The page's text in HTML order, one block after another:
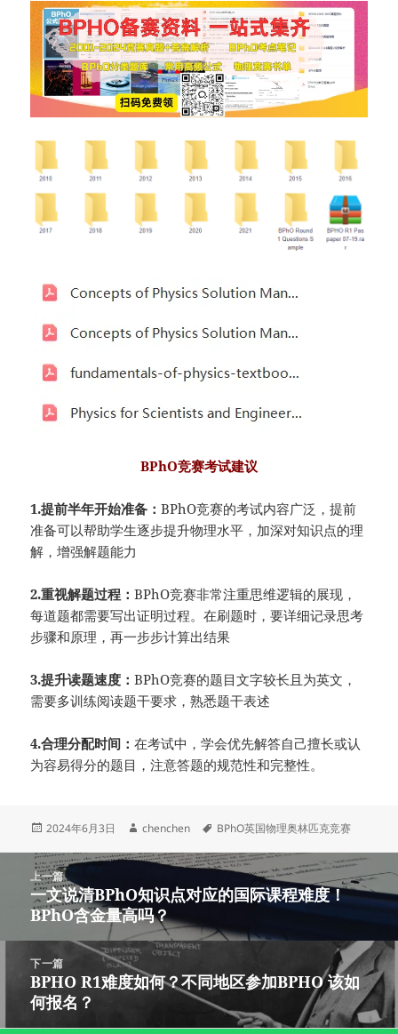
BPhO竞赛考试建议
1.提前半年开始准备：BPhO竞赛的考试内容广泛，提前
准备可以帮助学生逐步提升物理水平，加深对知识点的理
解，增强解题能力
2.重视解题过程：BPhO竞赛非常注重思维逻辑的展现，
每道题都需要写出证明过程。在刷题时，要详细记录思考
步骤和原理，再一步步计算出结果
3.提升读题速度：BPhO竞赛的题目文字较长且为英文，
需要多训练阅读题干要求，熟悉题干表述
4.合理分配时间：在考试中，学会优先解答自己擅长或认
为容易得分的题目，注意答题的规范性和完整性。
发
于
2024年6月3日
作
chenchen
标
BPhO英国物理奥林匹克竞赛
上一篇
上
篇
文
章：
一文说清BPhO知识点对应的国际课程难度！
BPhO含金量高吗？
下一篇
下
篇
文
BPHO R1难度如何？不同地区参加BPHO 该如
何报名？